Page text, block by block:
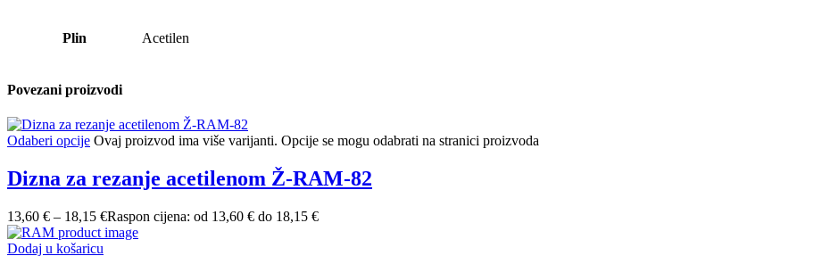
Plin Acetilen
Povezani proizvodi
Odaberi opcije Ovaj proizvod ima više varijanti. Opcije se mogu odabrati na stranici proizvoda
Dizna za rezanje acetilenom Ž-RAM-82
13,60 € – 18,15 €Raspon cijena: od 13,60 € do 18,15 €
Dodaj u košaricu